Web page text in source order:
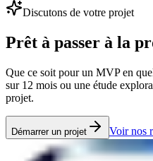
Discutons de votre projet
Prêt à passer à la
Que ce soit pour un MVP en
sur 12 mois ou une étude
projet.
Démarrer un projet Voir nos